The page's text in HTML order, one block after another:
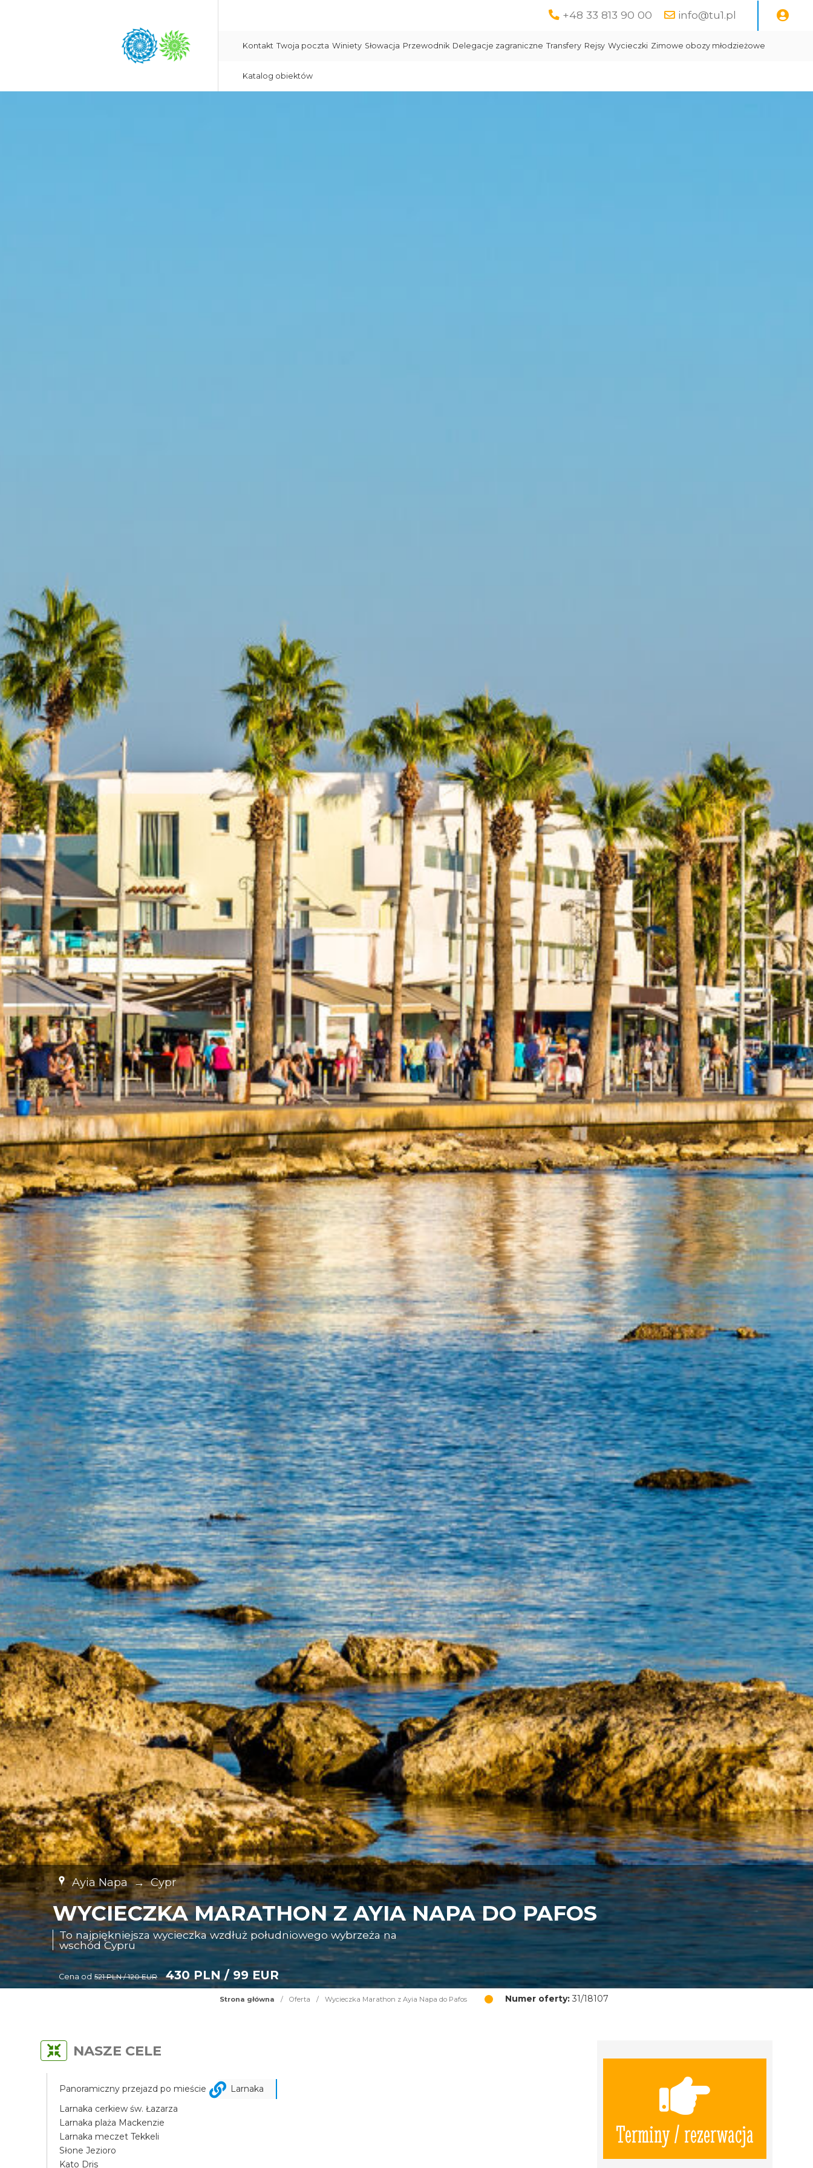
+48 33 813 90 00 info@tu1.pl
Kontakt Twoja poczta Winiety Słowacja Przewodnik Delegacje zagraniczne Transfery Rejsy Wycieczki Zimowe obozy młodzieżowe
Katalog obiektów
Ayia Napa → Cypr
WYCIECZKA MARATHON Z AYIA NAPA DO PAFOS
To najpiękniejsza wycieczka wzdłuż południowego wybrzeża na
wschód Cypru
Cena od 521 PLN / 120 EUR 430 PLN / 99 EUR
Strona główna / Oferta / Wycieczka Marathon z Ayia Napa do Pafos Numer oferty: 31/18107
Terminy / rezerwacja
NASZE CELE
Panoramiczny przejazd po mieście
Larnaka
Larnaka cerkiew św. Łazarza
Larnaka plaża Mackenzie
Larnaka meczet Tekkeli
Słone Jezioro
Kato Dris